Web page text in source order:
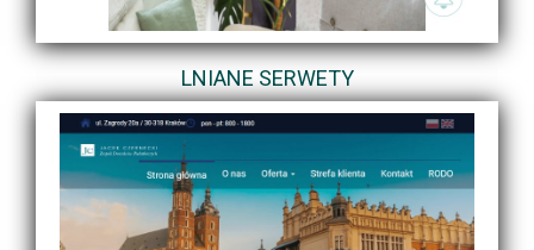
LNIANE SERWETY